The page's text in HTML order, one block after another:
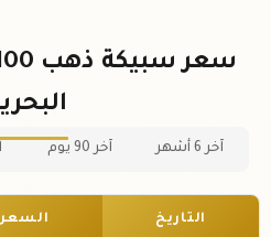
آخر 6 أشهر آخر 90 يوم
التاريخ السعر